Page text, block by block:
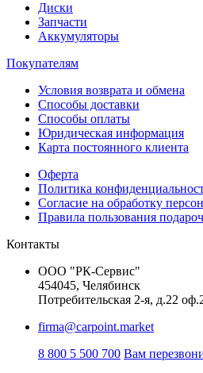
Диски
Запчасти
Аккумуляторы
Покупателям
Условия возврата и обмена
Способы доставки
Способы оплаты
Юридическая информация
Карта постоянного клиента
Оферта
Политика
Согласие на обработку
Правила пользования
Контакты
ООО "РК-Сервис"
454045, Челябинск
Потребительская 2-я, д.22
firma@carpoint.market
8 800 5 500 700 Вам